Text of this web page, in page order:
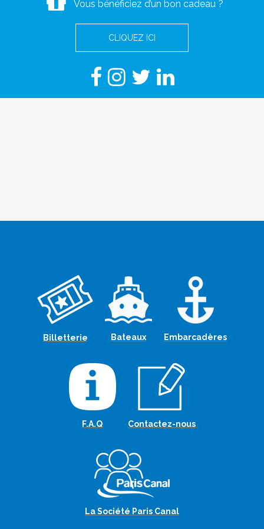
Vous bénéficiez d’un bon cadeau ?
CLIQUEZ ICI
Billetterie Bateaux Embarcadères
F.A.Q Contactez-nous
La Société Paris Canal